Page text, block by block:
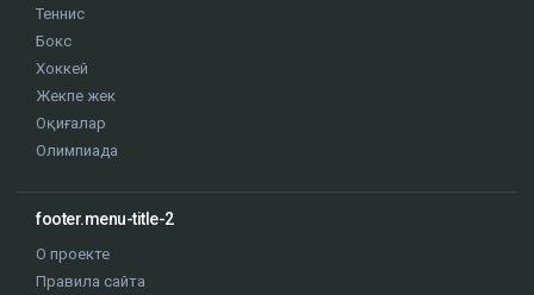
Теннис
Бокс
Хоккей
Жекпе жек
Оқиғалар
Олимпиада
footer.menu-title-2
О проекте
Правила сайта